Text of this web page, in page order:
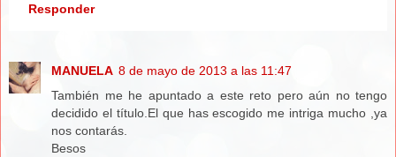
Responder
MANUELA 8 de mayo de 2013 a las 11:47
También me he apuntado a este reto pero aún no tengo
decidido el título.El que has escogido me intriga mucho ,ya
nos contarás.
Besos